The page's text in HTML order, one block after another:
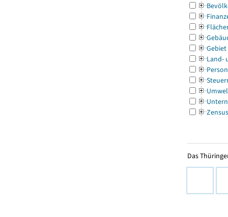
Gebiet
Land-
Zensus
Das